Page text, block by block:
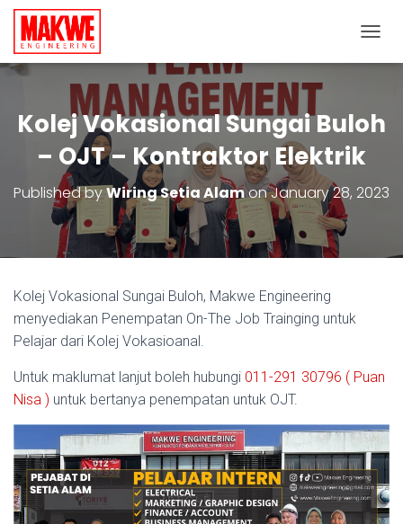
Kolej Vokasional Sungai Buloh
– OJT – Kontraktor Elektrik
Published byWiring Setia AlamonJanuary 28, 2023
Kolej Vokasional Sungai Buloh, Makwe Engineering
menyediakan Penempatan On-The Job Trainging untuk
Pelajar dari Kolej Vokasioanal.
Untuk maklumat lanjut boleh hubungi 011-291 30796 ( Puan
Nisa ) untuk bertanya penempatan untuk OJT.